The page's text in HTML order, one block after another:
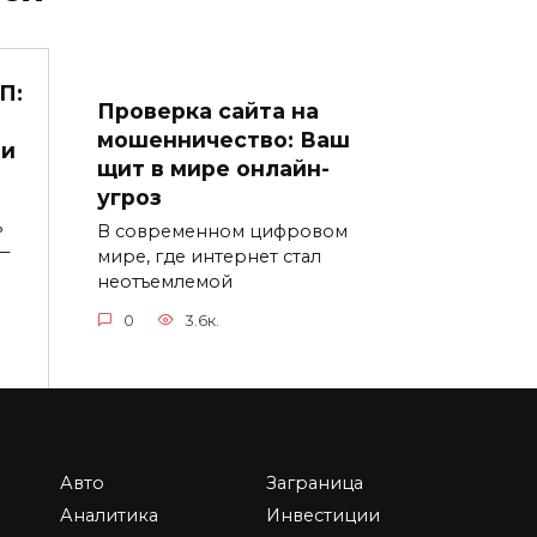
Проверка сайта на
мошенничество: Ваш
щит в мире онлайн-
угроз
В современном цифровом
мире, где интернет стал
неотъемлемой
0 3.6к.
Авто
Аналитика
Заграница
Инвестиции